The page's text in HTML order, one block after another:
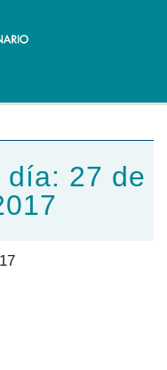
día: 27 de